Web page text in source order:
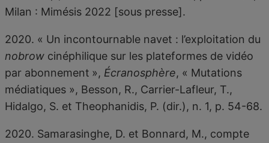
Milan : Mimésis 2022 [sous presse].
2020. « Un incontournable navet : l’exploitation du
nobrow cinéphilique sur les plateformes de vidéo
par abonnement », Écranosphère, « Mutations
médiatiques », Besson, R., Carrier-Lafleur, T.,
Hidalgo, S. et Theophanidis, P. (dir.), n. 1, p. 54-68.
2020. Samarasinghe, D. et Bonnard, M., compte